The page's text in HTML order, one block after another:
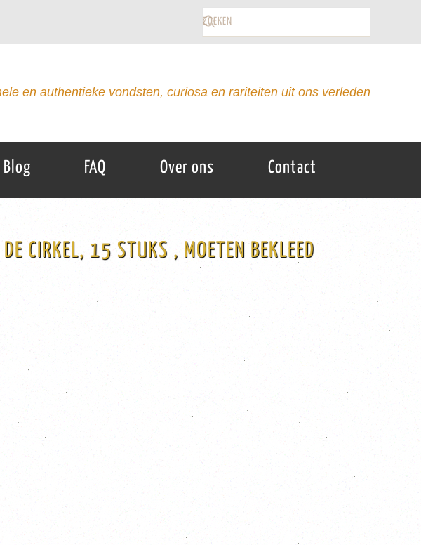
en authentieke vondsten, curiosa en rariteiten uit ons verleden
Blog FAQ Over ons Contact
CIRKEL, 15 STUKS , MOETEN BEKLEED